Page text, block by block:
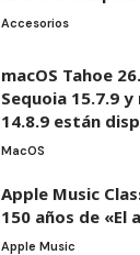
Accesorios
macOS Tahoe
Sequoia 15.7.9 y
14.8.9 están
MacOS
Apple Music
150 años de «El
Apple Music